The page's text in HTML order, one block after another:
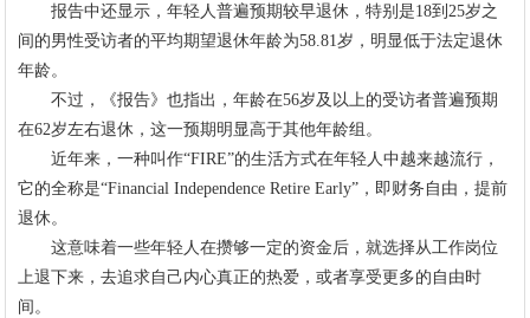
报告中还显示，年轻人普遍预期较早退休，特别是18到25岁之
间的男性受访者的平均期望退休年龄为58.81岁，明显低于法定退休
年龄。
不过，《报告》也指出，年龄在56岁及以上的受访者普遍预期
在62岁左右退休，这一预期明显高于其他年龄组。
近年来，一种叫作“FIRE”的生活方式在年轻人中越来越流行，
它的全称是“Financial Independence Retire Early”，即财务自由，提前
退休。
这意味着一些年轻人在攒够一定的资金后，就选择从工作岗位
上退下来，去追求自己内心真正的热爱，或者享受更多的自由时
间。